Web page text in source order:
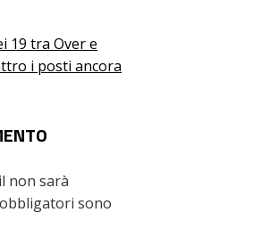
19 tra Over e
i posti ancora
non sarà
sono